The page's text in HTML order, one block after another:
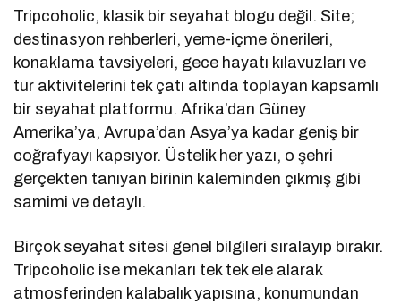
Tripcoholic, klasik bir seyahat blogu değil. Site;
destinasyon rehberleri, yeme-içme önerileri,
konaklama tavsiyeleri, gece hayatı kılavuzları ve
tur aktivitelerini tek çatı altında toplayan kapsamlı
bir seyahat platformu. Afrika’dan Güney
Amerika’ya, Avrupa’dan Asya’ya kadar geniş bir
coğrafyayı kapsıyor. Üstelik her yazı, o şehri
gerçekten tanıyan birinin kaleminden çıkmış gibi
samimi ve detaylı.
Birçok seyahat sitesi genel bilgileri sıralayıp bırakır.
Tripcoholic ise mekanları tek tek ele alarak
atmosferinden kalabalık yapısına, konumundan